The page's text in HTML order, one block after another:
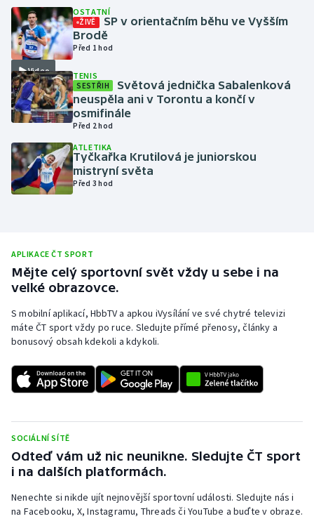
Lezení
Lyže a snowboard
Moderní pětiboj
Motorsport
Olympijské hry
Parasport
Ragby
Rychlobruslení
Rychlostní kanoistika
Short track
Triatlon
Veslování
Video
OSTATNÍ
ŽIVĚ
SP v orientačním běhu ve Vyšším
Brodě
Před 1 hod
TENIS
SESTŘIH
Světová jednička Sabalenková
neuspěla ani v Torontu a končí v
osmifinále
Před 2 hod
ATLETIKA
Tyčkařka Krutilová je juniorskou
mistryní světa
Před 3 hod
APLIKACE ČT SPORT
Mějte celý sportovní svět vždy u sebe i na
velké obrazovce.
S mobilní aplikací, HbbTV a apkou iVysílání ve své chytré televizi
máte ČT sport vždy po ruce. Sledujte přímé přenosy, články a
bonusový obsah kdekoli a kdykoli.
SOCIÁLNÍ SÍTĚ
Odteď vám už nic neunikne. Sledujte ČT sport
i na dalších platformách.
Nenechte si nikde ujít nejnovější sportovní události. Sledujte nás i
na Facebooku, X, Instagramu, Threads či YouTube a buďte v obraze.